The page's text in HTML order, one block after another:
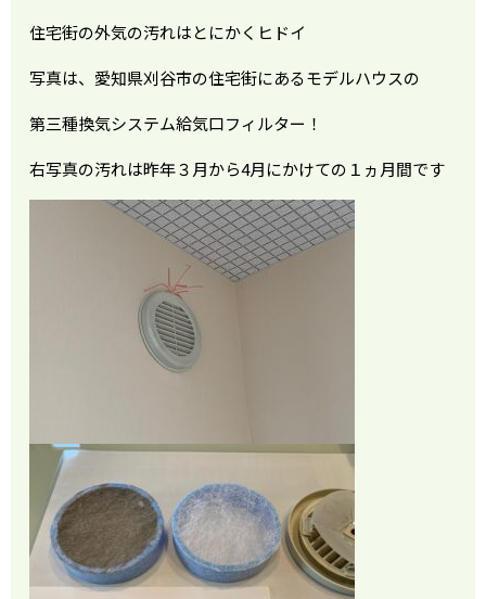
住宅街の外気の汚れはとにかくヒドイ
写真は、愛知県刈谷市の住宅街にあるモデルハウスの
第三種換気システム給気口フィルター！
右写真の汚れは昨年３月から4月にかけての１ヵ月間です